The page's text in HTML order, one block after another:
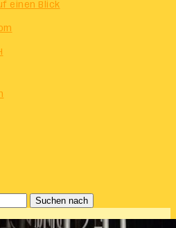
einen Blick
Suchen nach